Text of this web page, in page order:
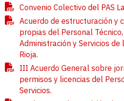
Convenio Colectivo del PAS
Acuerdo de estructuración y
propias del Personal
Administración y Servicios de
Rioja.
III Acuerdo General sobre
permisos y licencias del
Servicios.